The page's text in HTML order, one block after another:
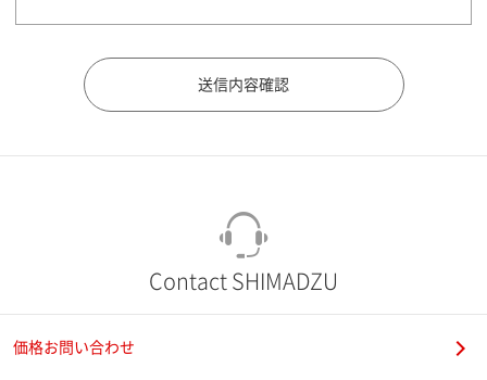
Contact SHIMADZU
価格お問い合わせ